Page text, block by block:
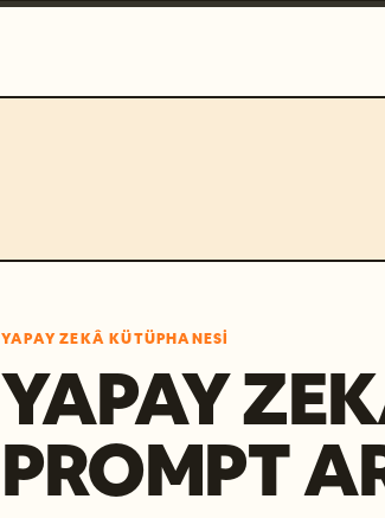
YAPAY ZEKÂ KÜTÜPHANESI
YAPAY
PROMPT